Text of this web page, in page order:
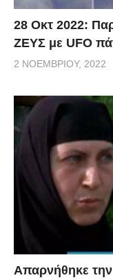
28 Οκτ 2022:
ΖΕΥΣ με UFO
2 ΝΟΕΜΒΡΊΟΥ, 2022
Απαρνήθηκε